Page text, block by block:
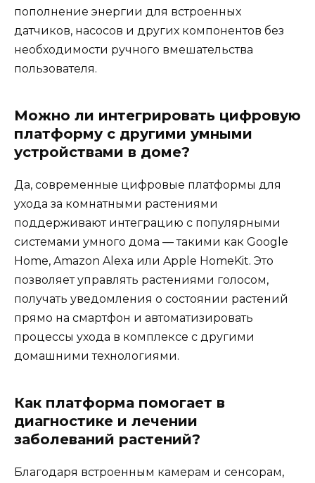
пополнение энергии для встроенных
датчиков, насосов и других компонентов без
необходимости ручного вмешательства
пользователя.
Можно ли интегрировать цифровую
платформу с другими умными
устройствами в доме?
Да, современные цифровые платформы для
ухода за комнатными растениями
поддерживают интеграцию с популярными
системами умного дома — такими как Google
Home, Amazon Alexa или Apple HomeKit. Это
позволяет управлять растениями голосом,
получать уведомления о состоянии растений
прямо на смартфон и автоматизировать
процессы ухода в комплексе с другими
домашними технологиями.
Как платформа помогает в
диагностике и лечении
заболеваний растений?
Благодаря встроенным камерам и сенсорам,